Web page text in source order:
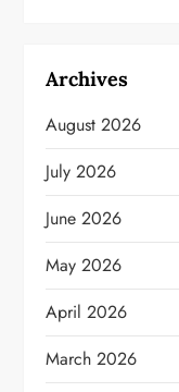
Archives
August 2026
July 2026
June 2026
May 2026
April 2026
March 2026